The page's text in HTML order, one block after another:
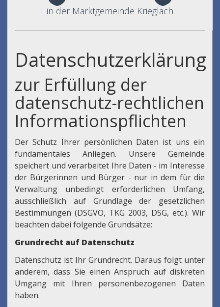
in der Marktgemeinde Krieglach
Datenschutzerklärung
zur Erfüllung der
datenschutz-rechtlichen
Informationspflichten
Der Schutz Ihrer persönlichen Daten ist uns ein
fundamentales Anliegen. Unsere Gemeinde
speichert und verarbeitet Ihre Daten - im Interesse
der Bürgerinnen und Bürger - nur in dem für die
Verwaltung unbedingt erforderlichen Umfang,
ausschließlich auf Grundlage der gesetzlichen
Bestimmungen (DSGVO, TKG 2003, DSG, etc.). Wir
beachten dabei folgende Grundsätze:
Grundrecht auf Datenschutz
Datenschutz ist Ihr Grundrecht. Daraus folgt unter
anderem, dass Sie einen Anspruch auf diskreten
Umgang mit Ihren personenbezogenen Daten
haben.